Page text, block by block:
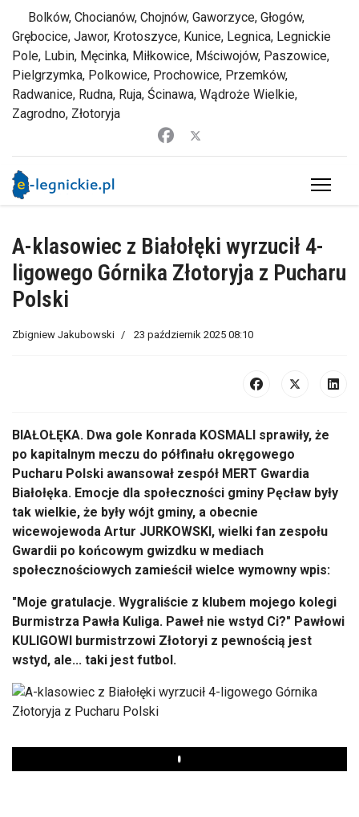
Bolków, Chocianów, Chojnów, Gaworzyce, Głogów,
Grębocice, Jawor, Krotoszyce, Kunice, Legnica, Legnickie
Pole, Lubin, Męcinka, Miłkowice, Mściwojów, Paszowice,
Pielgrzymka, Polkowice, Prochowice, Przemków,
Radwanice, Rudna, Ruja, Ścinawa, Wądroże Wielkie,
Zagrodno, Złotoryja
A-klasowiec z Białołęki wyrzucił 4-
ligowego Górnika Złotoryja z Pucharu
Polski
Zbigniew Jakubowski 23 październik 2025 08:10
BIAŁOŁĘKA. Dwa gole Konrada KOSMALI sprawiły, że
po kapitalnym meczu do półfinału okręgowego
Pucharu Polski awansował zespół MERT Gwardia
Białołęka. Emocje dla społeczności gminy Pęcław były
tak wielkie, że były wójt gminy, a obecnie
wicewojewoda Artur JURKOWSKI, wielki fan zespołu
Gwardii po końcowym gwizdku w mediach
społecznościowych zamieścił wielce wymowny wpis:
"Moje gratulacje. Wygraliście z klubem mojego kolegi
Burmistrza Pawła Kuliga. Paweł nie wstyd Ci?" Pawłowi
KULIGOWI burmistrzowi Złotoryi z pewnością jest
wstyd, ale... taki jest futbol.
Play